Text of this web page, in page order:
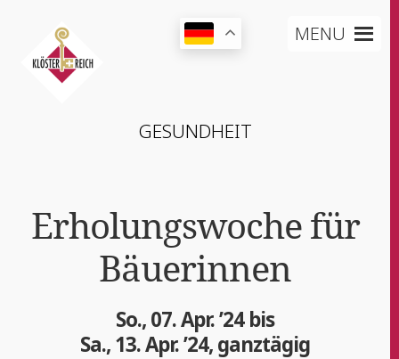
MENU
GESUND­HEIT
Erho­lungs­wo­che für
Bäuerinnen
So., 07. Apr. ’24 bis
Sa., 13. Apr. ’24, ganztägig